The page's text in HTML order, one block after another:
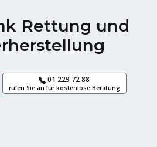
Rettung und
01 229 72 88
rufen Sie an für kostenlose Beratung